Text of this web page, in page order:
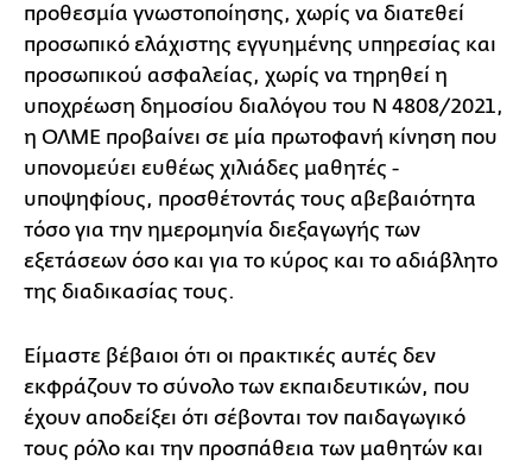
προθεσμία γνωστοποίησης, χωρίς να διατεθεί
προσωπικό ελάχιστης εγγυημένης υπηρεσίας και
προσωπικού ασφαλείας, χωρίς να τηρηθεί η
υποχρέωση δημοσίου διαλόγου του Ν 4808/2021,
η ΟΛΜΕ προβαίνει σε μία πρωτοφανή κίνηση που
υπονομεύει ευθέως χιλιάδες μαθητές -
υποψηφίους, προσθέτοντάς τους αβεβαιότητα
τόσο για την ημερομηνία διεξαγωγής των
εξετάσεων όσο και για το κύρος και το αδιάβλητο
της διαδικασίας τους.
Είμαστε βέβαιοι ότι οι πρακτικές αυτές δεν
εκφράζουν το σύνολο των εκπαιδευτικών, που
έχουν αποδείξει ότι σέβονται τον παιδαγωγικό
τους ρόλο και την προσπάθεια των μαθητών και